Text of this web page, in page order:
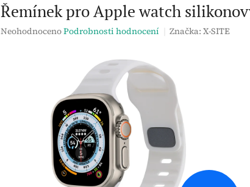
Řemínek pro Apple watch
Průměrné
NeohodnocenoPodrobnosti hodnocení Značka:X-SITE